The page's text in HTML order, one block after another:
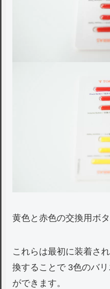
黄色と赤色の交換用ボタ
これらは最初に装着さ
換することで 3色のバ
ができます。